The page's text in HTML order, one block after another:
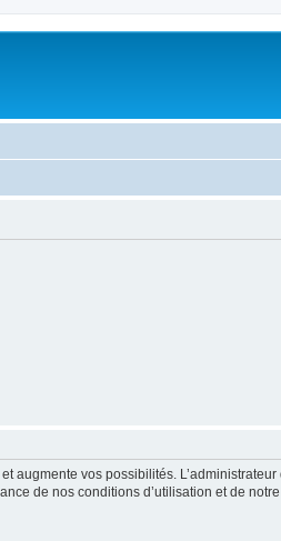
augmente vos possibilités.
de nos conditions d’utilisation et de